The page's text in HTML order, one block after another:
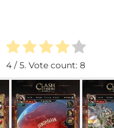
4 / 5. Vote count: 8